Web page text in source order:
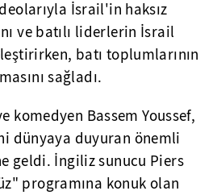
İsrail'in haksız
ve batılı liderlerin İsrail
batı toplumlarının
sağladı.
komedyen Bassem Youssef,
dünyaya duyuran önemli
geldi. İngiliz sunucu Piers
programına konuk olan